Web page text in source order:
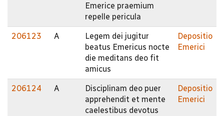
Emerice praemium
repelle pericula
206123 A
Legem dei jugitur
beatus Emericus nocte
die meditans deo fit
amicus
Depositio
Emerici
206124 A
Disciplinam deo puer
apprehendit et mente
caelestibus devotus
Depositio
Emerici